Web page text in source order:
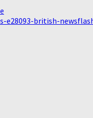
e28093-british-